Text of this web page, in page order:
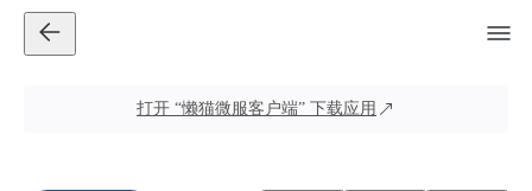
打开 “懒猫微服客户端” 下载应用